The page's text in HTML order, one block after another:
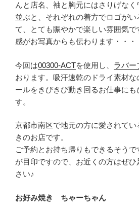
んと店名、袖と胸元にはさりげな
並ぶと、それぞれの着方でロゴがい
て、とても賑やかで楽しい雰囲気
感がお写真からも伝わります・・・
今回は00300-ACTを使用し、 ラバー
おります。吸汗速乾のドライ素材
ールをきびきび動き回るお仕事に
す。
京都市南区で地元の方に愛されて
きのお店です。
ご予約とお持ち帰りもできるそう
が目印ですので、お近くの方はぜ
さい♪
お好み焼き ちゃーちゃん